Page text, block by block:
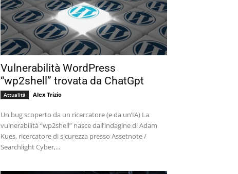
Vulnerabilità WordPress
“wp2shell” trovata da ChatGpt
Attualità Alex Trizio
Un bug scoperto da un ricercatore (e da un’IA) La
vulnerabilità “wp2shell” nasce dall’indagine di Adam
Kues, ricercatore di sicurezza presso Assetnote /
Searchlight Cyber,...